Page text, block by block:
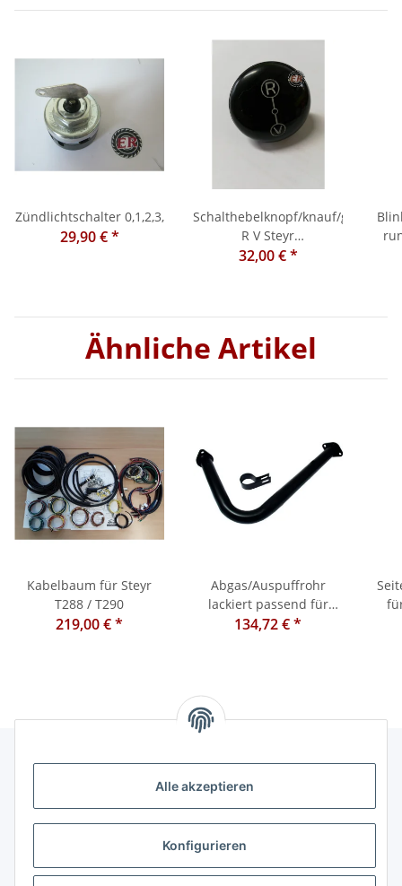
Alle akzeptieren
Konfigurieren
Zündlichtschalter 0,1,2,3,
29,90 €*
Schalthebelknopf/knauf/griff
R V Steyr
188,190,288,290
32,00 €*
Ähnliche Artikel
Kabelbaum für Steyr
T288 / T290
219,00 €*
Abgas/Auspuffrohr
lackiert passend für
Steyr 188
134,72 €*